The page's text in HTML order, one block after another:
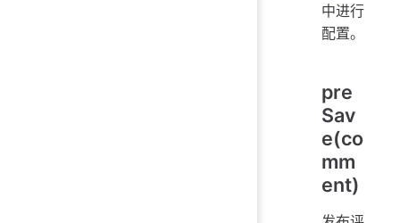
中进行
配置。
pre
Sav
e(co
mm
ent)